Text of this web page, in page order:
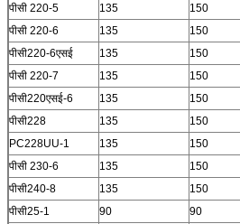
पीसी 220-5
135 150
पीसी 220-6
135 150
पीसी220-6एसई
135 150
पीसी 220-7
135 150
पीसी220एसई-6
135 150
पीसी228
135 150
PC228UU-1
135 150
पीसी 230-6
135 150
पीसी240-8
135 150
पीसी25-1
90 90